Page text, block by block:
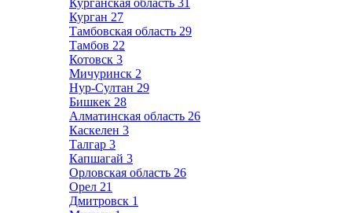
Курганская область 31
Курган 27
Тамбовская область 29
Тамбов 22
Котовск 3
Мичуринск 2
Нур-Султан 29
Бишкек 28
Алматинская область 26
Каскелен 3
Талгар 3
Капшагай 3
Орловская область 26
Орел 21
Дмитровск 1